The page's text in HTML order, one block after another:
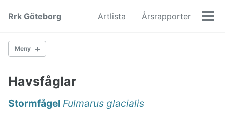
navigation
Rrk Göteborg Artlista Årsrapporter
Meny
Svanar och gäss
Havsfåglar
Stormfågel Fulmarus glacialis